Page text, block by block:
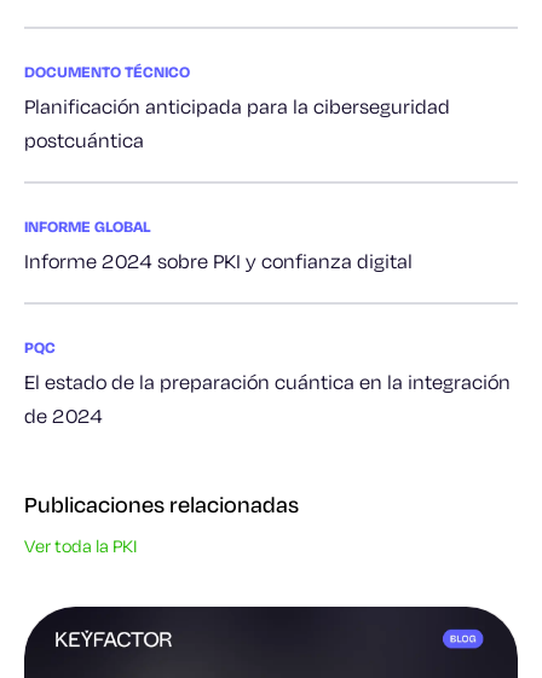
DOCUMENTO TÉCNICO
Planificación anticipada para la ciberseguridad
postcuántica
INFORME GLOBAL
Informe 2024 sobre PKI y confianza digital
PQC
El estado de la preparación cuántica en la integración
de 2024
Publicaciones relacionadas
Ver toda la PKI